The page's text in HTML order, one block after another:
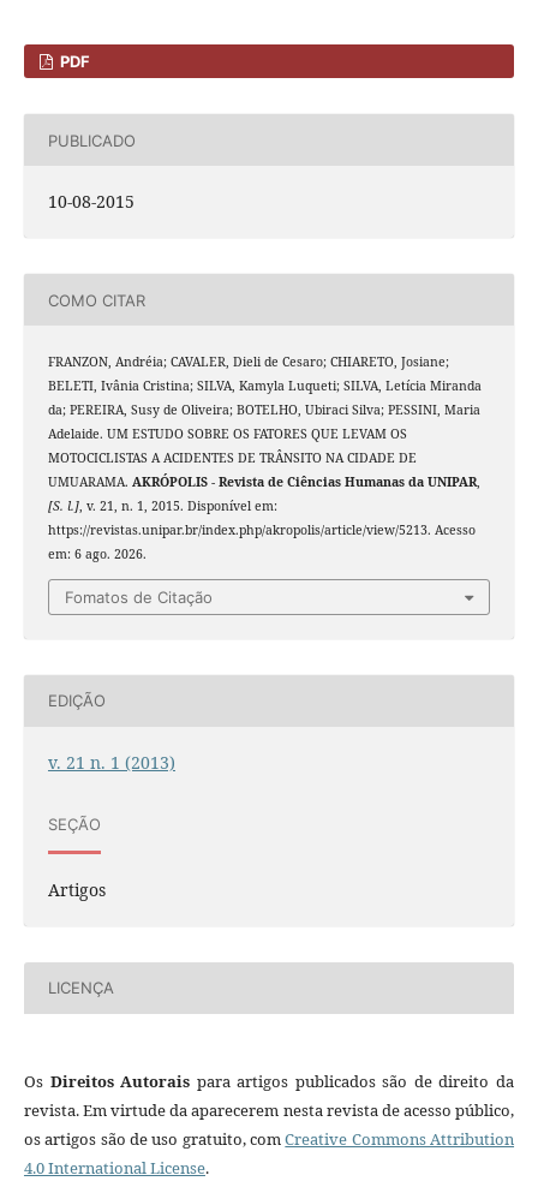
PDF
PUBLICADO
10-08-2015
COMO CITAR
FRANZON, Andréia; CAVALER, Dieli de Cesaro; CHIARETO, Josiane;
BELETI, Ivânia Cristina; SILVA, Kamyla Luqueti; SILVA, Letícia Miranda
da; PEREIRA, Susy de Oliveira; BOTELHO, Ubiraci Silva; PESSINI, Maria
Adelaide. UM ESTUDO SOBRE OS FATORES QUE LEVAM OS
MOTOCICLISTAS A ACIDENTES DE TRÂNSITO NA CIDADE DE
UMUARAMA. AKRÓPOLIS - Revista de Ciências Humanas da UNIPAR,
[S. l.], v. 21, n. 1, 2015. Disponível em:
https://revistas.unipar.br/index.php/akropolis/article/view/5213. Acesso
em: 6 ago. 2026.
Fomatos de Citação
EDIÇÃO
v. 21 n. 1 (2013)
SEÇÃO
Artigos
LICENÇA
Os Direitos Autorais para artigos publicados são de direito da
revista. Em virtude da aparecerem nesta revista de acesso público,
os artigos são de uso gratuito, comCreative Commons Attribution
4.0 International License.